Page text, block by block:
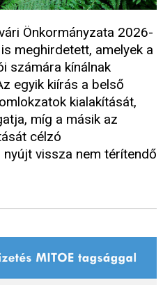
Önkormányzata 2026-
meghirdetett, amelyek a
számára kínálnak
egyik kiírás a belső
kialakítását,
míg a másik az
célzó
vissza nem térítendő